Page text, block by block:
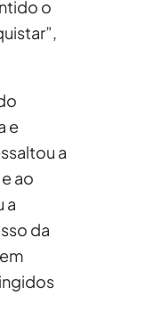
o
e
a
ao
a
da